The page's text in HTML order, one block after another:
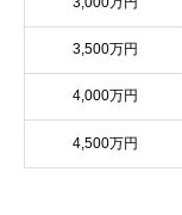
3,500万円
4,000万円
4,500万円